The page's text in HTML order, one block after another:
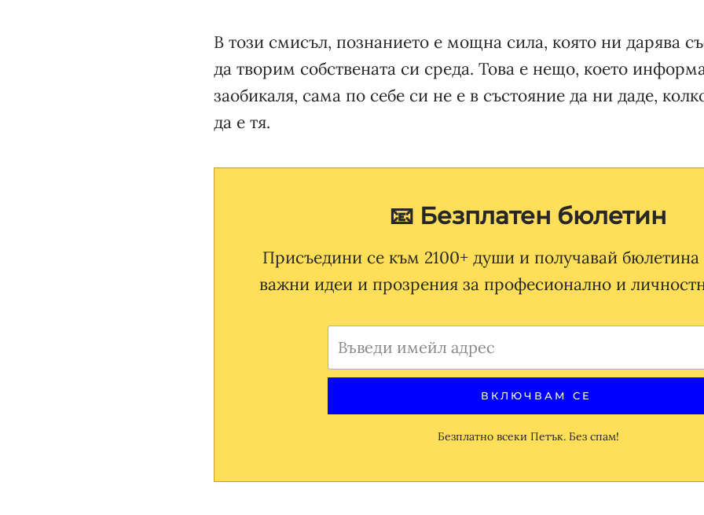
В този смисъл, познанието е мощна сила, която ни дарява
да творим собствената си среда. Това е нещо, което
заобикаля, сама по себе си не е в състояние да ни даде,
да е тя.
📧 Безплатен бюлетин
Присъедини се към 2100+ души и получавай
важни идеи и прозрения за професионално и
Безплатно всеки Петък. Без спам!